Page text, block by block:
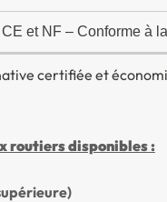
CE et NF – Conforme à
certifiée et
routiers disponibles :